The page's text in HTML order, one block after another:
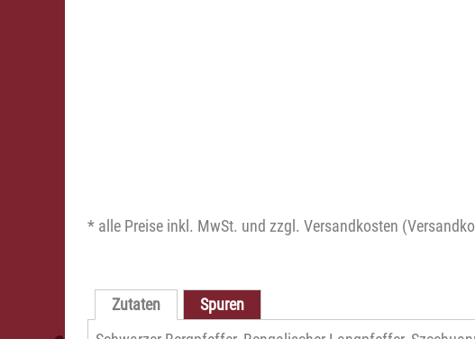
* alle Preise inkl. MwSt. und zzgl. Versandkosten (
Zutaten
Spuren